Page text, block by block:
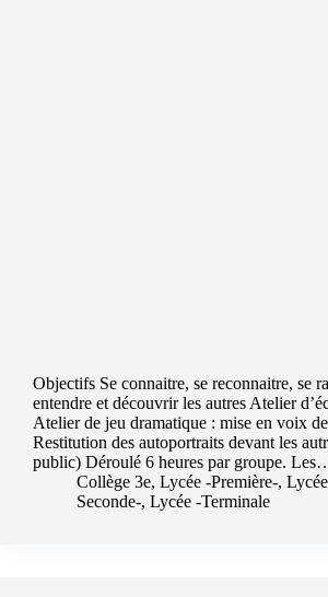
Objectifs Se connaitre, se reconnaitre, se
entendre et découvrir les autres Atelier
Atelier de jeu dramatique : mise en voix
Restitution des autoportraits devant les
public) Déroulé 6 heures par groupe.
Collège 3e, Lycée -Première-,
Seconde-, Lycée -Terminale